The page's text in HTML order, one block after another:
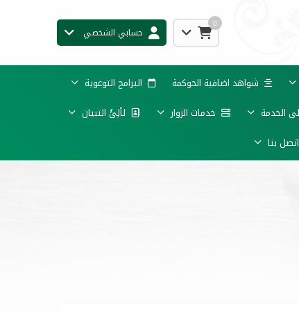
0
حسابي الشخصي
شواهد اضافية الحوكمة
البرامج التوعوية
الخدمة خدمات الزوار
لألِئُ التبيان
اتصل بنا